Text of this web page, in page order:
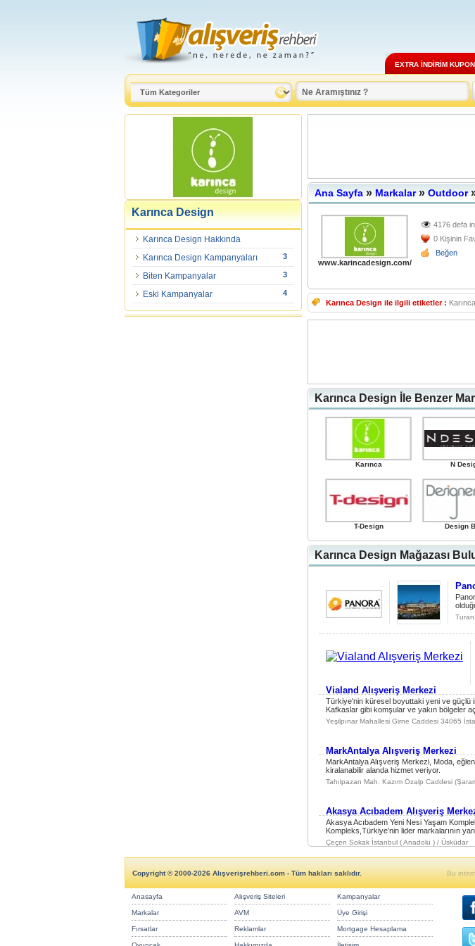
EXTRA İNDİRİM
Karınca Design
Karınca Design Hakkında
Karınca Design Kampanyaları
3
Biten Kampanyalar 3
Eski Kampanyalar 4
Ana Sayfa » Markalar» Outdoor
www.karincadesign.com/
4176 defa
0 Kişinin
Beğen
Karınca Design ile ilgili etiketler :
Karınca Design İle Benzer
Karınca N
T-Design Design
Karınca Design Mağazası
Vialand Alışveriş Merkezi
Türkiye'nin küresel boyuttaki yeni ve güçlü
Kafkaslar gibi komşular ve yakın bölgeler
Yeşilpınar Mahallesi Girne Caddesi 34065
MarkAntalya Alışveriş Merkezi
MarkAntalya Alışveriş Merkezi, Moda,
kiralanabilir alanda hizmet veriyor.
Tahılpazarı Mah. Kazım Özalp Caddesi
Akasya Acıbadem Alışveriş
Akasya Acıbadem Yeni Nesi Yaşam
Kompleks,Türkiye’nin lider markalarının
Çeçen Sokak İstanbul ( Anadolu ) / Üsküdar
Copyright © 2000-2026 Alışverişrehberi.com - Tüm hakları saklıdır. Bu
Anasayfa Alışveriş Siteleri Kampanyalar
Markalar AVM Üye Girişi
Fırsatlar Reklamlar Mortgage Hesaplama